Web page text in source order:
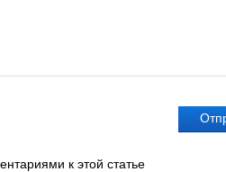
к этой статье